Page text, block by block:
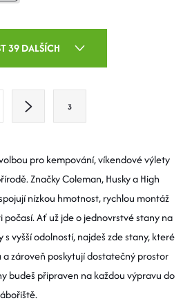
39 DALŠÍCH
3
pro kempování, víkendové výlety
Značky Coleman, Husky a High
nízkou hmotnost, rychlou montáž
Ať už jde o jednovrstvé stany na
vyšší odolností, najdeš zde stany, které
zároveň poskytují dostatečný prostor
budeš připraven na každou výpravu do